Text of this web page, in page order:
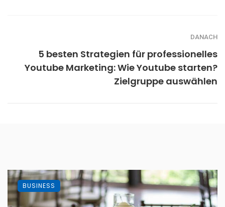
DANACH
5 besten Strategien für professionelles
Youtube Marketing: Wie Youtube starten?
Zielgruppe auswählen
BUSINESS